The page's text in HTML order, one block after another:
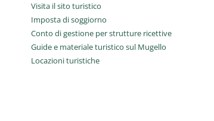
Visita il sito turistico
Imposta di soggiorno
Conto di gestione per strutture ricettive
Guide e materiale turistico sul Mugello
Locazioni turistiche